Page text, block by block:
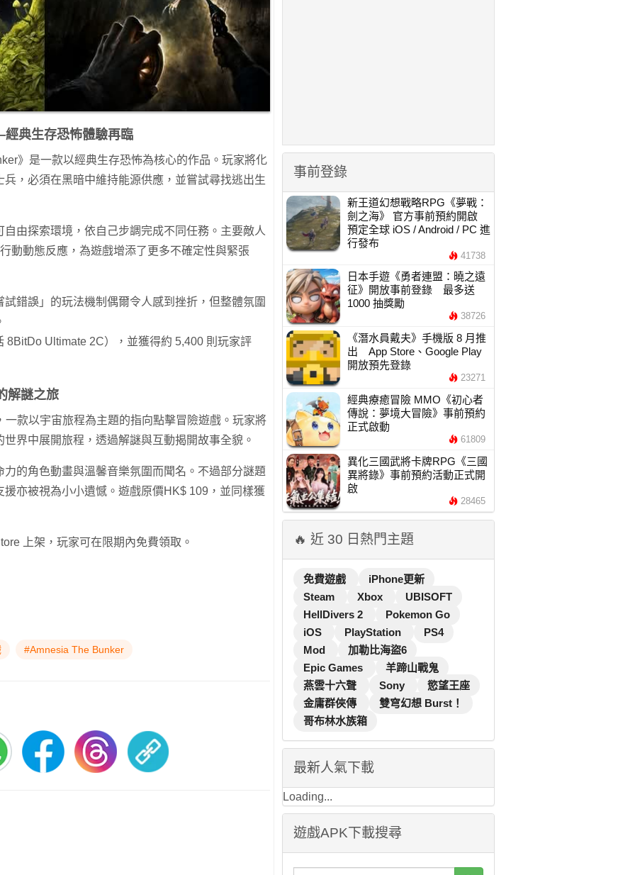
典生存恐怖體驗再臨
》是一款以經典生存恐怖為核心的作品。玩家將化
，必須在黑暗中維持能源供應，並嘗試尋找逃出生
由探索環境，依自己步調完成不同任務。主要敵人
動動態反應，為遊戲增添了更多不確定性與緊張
錯誤」的玩法機制偶爾令人感到挫折，但整體氛圍
8BitDo Ultimate 2C），並獲得約 5,400 則玩家評
解謎之旅
一款以宇宙旅程為主題的指向點擊冒險遊戲。玩家將
界中展開旅程，透過解謎與互動揭開故事全貌。
的角色動畫與溫馨音樂氛圍而聞名。不過部分謎題
亦被視為小小遺憾。遊戲原價HK$ 109，並同樣獲
上架，玩家可在限期內免費領取。
#Amnesia The Bunker
事前登錄
新王道幻想戰略RPG《夢戰：
劍之海》 官方事前預約開啟
預定全球 iOS / Android / PC 進
行發布
41738
日本手遊《勇者連盟：曉之遠
征》開放事前登錄 最多送
1000 抽獎勵
38726
《潛水員戴夫》手機版 8 月推
出 App Store、Google Play
開放預先登錄
23271
經典療癒冒險 MMO《初心者
傳說：夢境大冒險》事前預約
正式啟動
61809
異化三國武將卡牌RPG《三國
異將錄》事前預約活動正式開
啟
28465
🔥 近 30 日熱門主題
免費遊戲
iPhone更新
Steam
Xbox
UBISOFT
HellDivers 2
Pokemon Go
iOS
PlayStation
PS4
Mod
加勒比海盜6
Epic Games
羊蹄山戰鬼
燕雲十六聲
Sony
慾望王座
金庸群俠傳
雙穹幻想 Burst！
哥布林水族箱
最新人氣下載
Loading...
遊戲APK下載搜尋